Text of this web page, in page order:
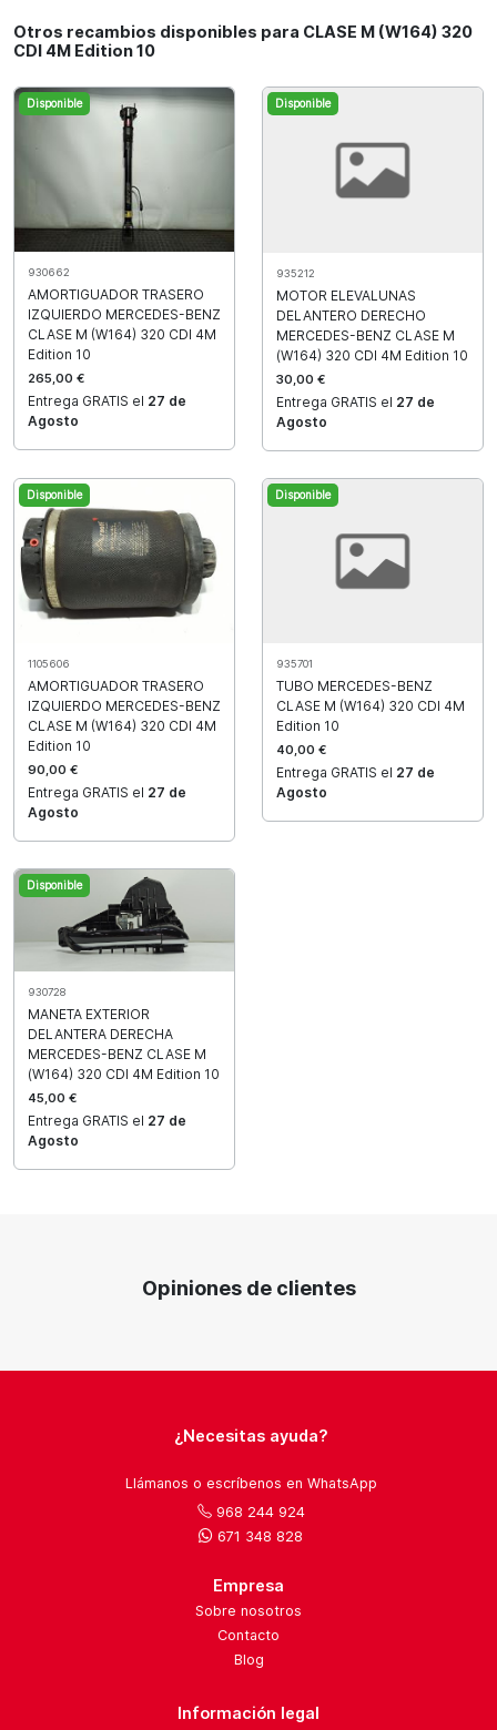
Otros recambios disponibles para CLASE M (W164) 320
CDI 4M Edition 10
Disponible
930662
AMORTIGUADOR TRASERO
IZQUIERDO MERCEDES-BENZ
CLASE M (W164) 320 CDI 4M
Edition 10
265,00 €
Entrega GRATIS el 27 de
Agosto
Disponible
935212
MOTOR ELEVALUNAS
DELANTERO DERECHO
MERCEDES-BENZ CLASE M
(W164) 320 CDI 4M Edition 10
30,00 €
Entrega GRATIS el 27 de
Agosto
Disponible
1105606
AMORTIGUADOR TRASERO
IZQUIERDO MERCEDES-BENZ
CLASE M (W164) 320 CDI 4M
Edition 10
90,00 €
Entrega GRATIS el 27 de
Agosto
Disponible
935701
TUBO MERCEDES-BENZ
CLASE M (W164) 320 CDI 4M
Edition 10
40,00 €
Entrega GRATIS el 27 de
Agosto
Disponible
930728
MANETA EXTERIOR
DELANTERA DERECHA
MERCEDES-BENZ CLASE M
(W164) 320 CDI 4M Edition 10
45,00 €
Entrega GRATIS el 27 de
Agosto
Opiniones de clientes
¿Necesitas ayuda?
Llámanos o escríbenos en WhatsApp
968 244 924
671 348 828
Empresa
Sobre nosotros
Contacto
Blog
Información legal